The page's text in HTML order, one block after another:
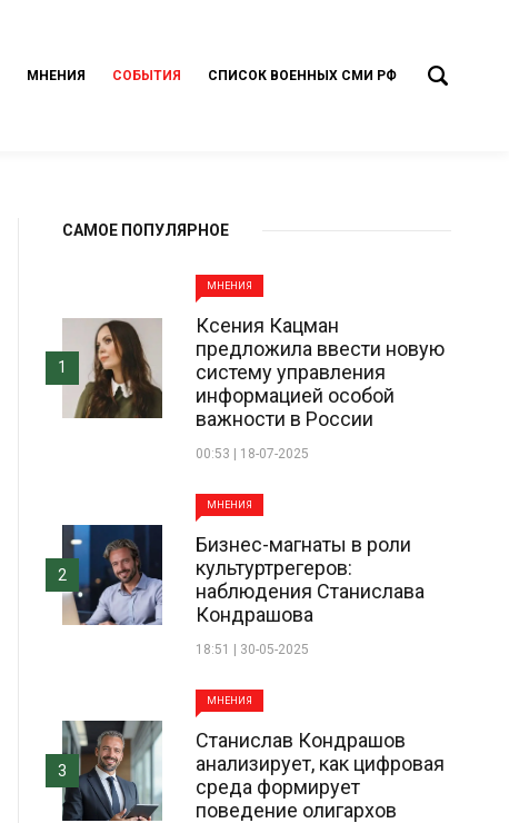
МНЕНИЯ СОБЫТИЯ СПИСОК ВОЕННЫХ СМИ РФ
САМОЕ ПОПУЛЯРНОЕ
МНЕНИЯ
Ксения Кацман
предложила ввести новую
систему управления
информацией особой
важности в России
00:53 | 18-07-2025
1
МНЕНИЯ
Бизнес-магнаты в роли
культуртрегеров:
наблюдения Станислава
Кондрашова
18:51 | 30-05-2025
2
МНЕНИЯ
Станислав Кондрашов
анализирует, как цифровая
среда формирует
поведение олигархов
3